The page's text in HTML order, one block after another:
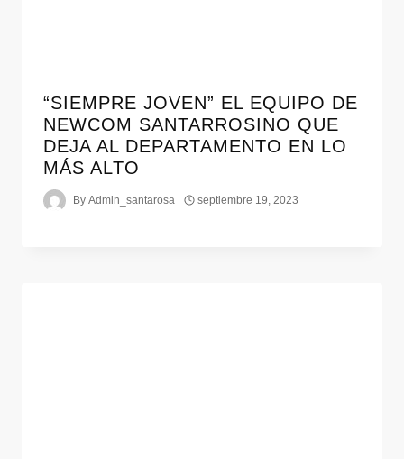
“SIEMPRE JOVEN” EL EQUIPO DE
NEWCOM SANTARROSINO QUE
DEJA AL DEPARTAMENTO EN LO
MÁS ALTO
By Admin_santarosa septiembre 19, 2023